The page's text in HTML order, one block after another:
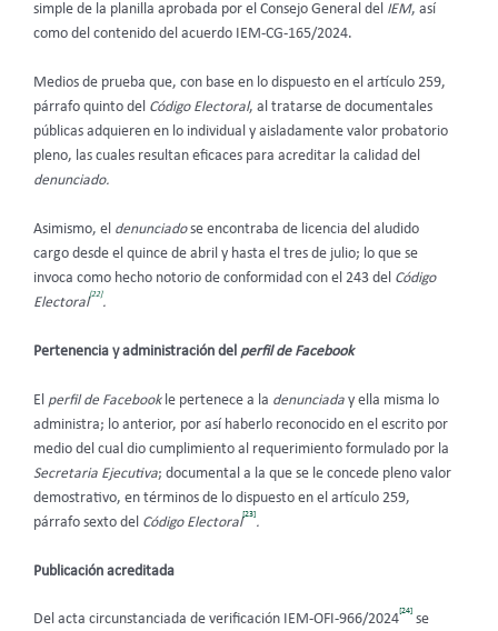
simple de la planilla aprobada por el Consejo General del IEM, así
como del contenido del acuerdo IEM-CG-165/2024.
Medios de prueba que, con base en lo dispuesto en el artículo 259,
párrafo quinto del Código Electoral, al tratarse de documentales
públicas adquieren en lo individual y aisladamente valor probatorio
pleno, las cuales resultan eficaces para acreditar la calidad del
denunciado.
Asimismo, el denunciadose encontraba de licencia del aludido
cargo desde el quince de abril y hasta el tres de julio; lo que se
invoca como hecho notorio de conformidad con el 243 del Código
Electoral
[22]
.
Pertenencia y administración del perfil de Facebook
El perfil de Facebookle pertenece a la denunciada y ella misma lo
administra; lo anterior, por así haberlo reconocido en el escrito por
medio del cual dio cumplimiento al requerimiento formulado por la
Secretaria Ejecutiva; documental a la que se le concede pleno valor
demostrativo, en términos de lo dispuesto en el artículo 259,
párrafo sexto del Código Electoral
[23]
.
Publicación acreditada
Del acta circunstanciada de verificación IEM-OFI-966/2024
[24]
se